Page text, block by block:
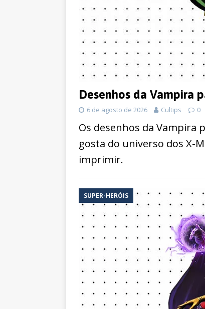
Desenhos da Vampira
6 de agosto de 2026 Cultips 0
Os desenhos da Vampira
gosta do universo dos X-
imprimir.
SUPER-HERÓIS